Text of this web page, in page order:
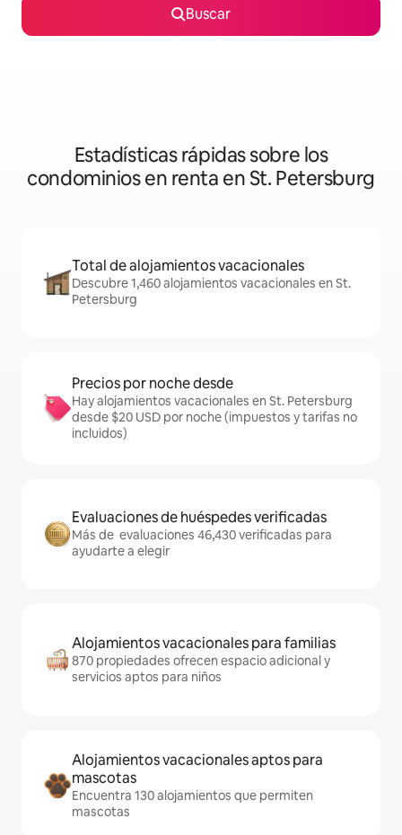
Buscar
Estadísticas rápidas sobre los
condominios en renta en St. Petersburg
Total de alojamientos vacacionales
Descubre 1,460 alojamientos vacacionales en St.
Petersburg
Precios por noche desde
Hay alojamientos vacacionales en St. Petersburg
desde $20 USD por noche (impuestos y tarifas no
incluidos)
Evaluaciones de huéspedes verificadas
Más de evaluaciones 46,430 verificadas para
ayudarte a elegir
Alojamientos vacacionales para familias
870 propiedades ofrecen espacio adicional y
servicios aptos para niños
Alojamientos vacacionales aptos para
mascotas
Encuentra 130 alojamientos que permiten
mascotas